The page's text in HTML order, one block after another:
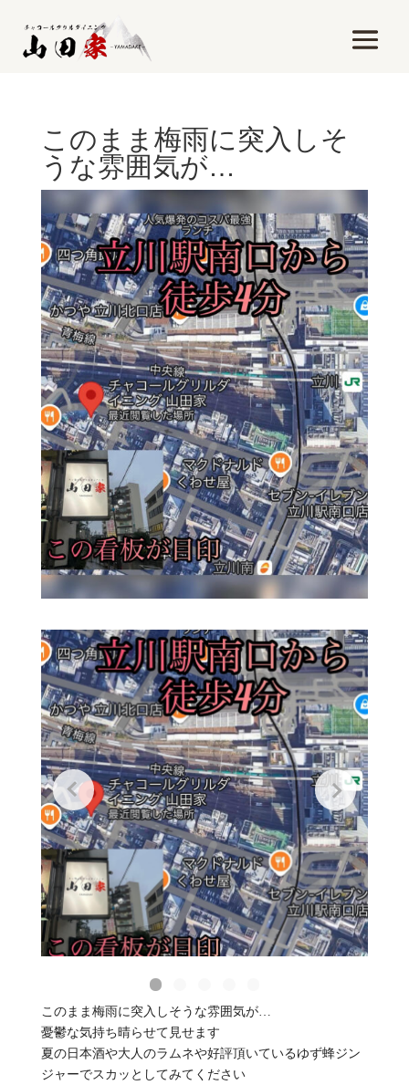
このまま梅雨に突入しそ
うな雰囲気が…
このまま梅雨に突入しそうな雰囲気が…
憂鬱な気持ち晴らせて見せます
夏の日本酒や大人のラムネや好評頂いているゆず蜂ジン
ジャーでスカッとしてみてください